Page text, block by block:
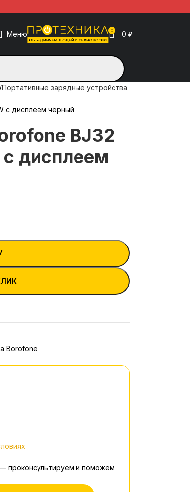
Меню 0 0 ₽
Портативные зарядные устройства
с дисплеем чёрный
BJ32
дисплеем
Borofone
проконсультируем и поможем